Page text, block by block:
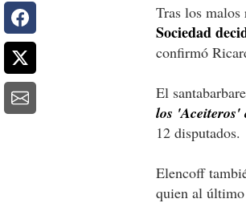
Tras los
Sociedad
confirmó
El
los 'Aceiteros'
12 disputados.
Elencoff
quien al